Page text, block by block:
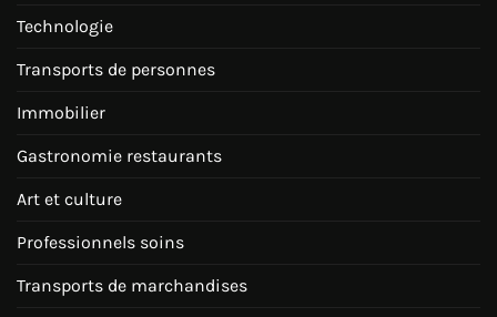
Technologie
Transports de personnes
Immobilier
Gastronomie restaurants
Art et culture
Professionnels soins
Transports de marchandises